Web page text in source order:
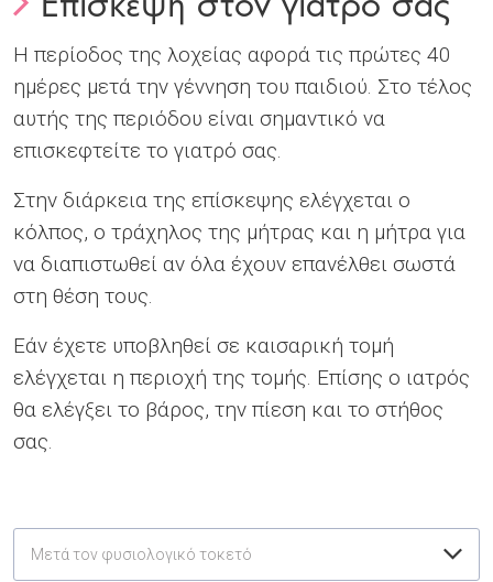
Η περίοδος της λοχείας αφορά τις πρώτες 40
ημέρες μετά την γέννηση του παιδιού. Στο τέλος
αυτής της περιόδου είναι σημαντικό να
επισκεφτείτε το γιατρό σας.
Στην διάρκεια της επίσκεψης ελέγχεται ο
κόλπος, ο τράχηλος της μήτρας και η μήτρα για
να διαπιστωθεί αν όλα έχουν επανέλθει σωστά
στη θέση τους.
Εάν έχετε υποβληθεί σε καισαρική τομή
ελέγχεται η περιοχή της τομής. Επίσης ο ιατρός
θα ελέγξει το βάρος, την πίεση και το στήθος
σας.
Μετά τον φυσιολογικό τοκετό